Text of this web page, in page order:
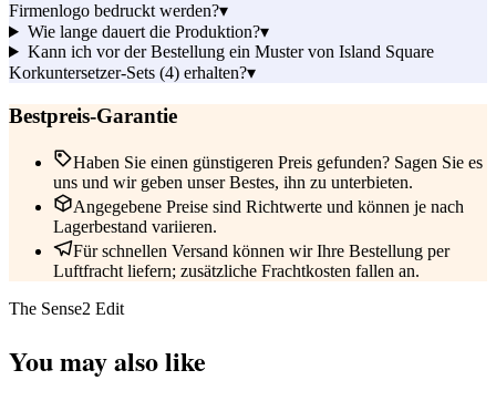
Firmenlogo bedruckt werden?▾
Wie lange dauert die Produktion?▾
Kann ich vor der Bestellung ein Muster von Island Square
Korkuntersetzer-Sets (4) erhalten?▾
Bestpreis-Garantie
Haben Sie einen günstigeren Preis gefunden? Sagen Sie es
uns und wir geben unser Bestes, ihn zu unterbieten.
Angegebene Preise sind Richtwerte und können je nach
Lagerbestand variieren.
Für schnellen Versand können wir Ihre Bestellung per
Luftfracht liefern; zusätzliche Frachtkosten fallen an.
The Sense2 Edit
You may also like